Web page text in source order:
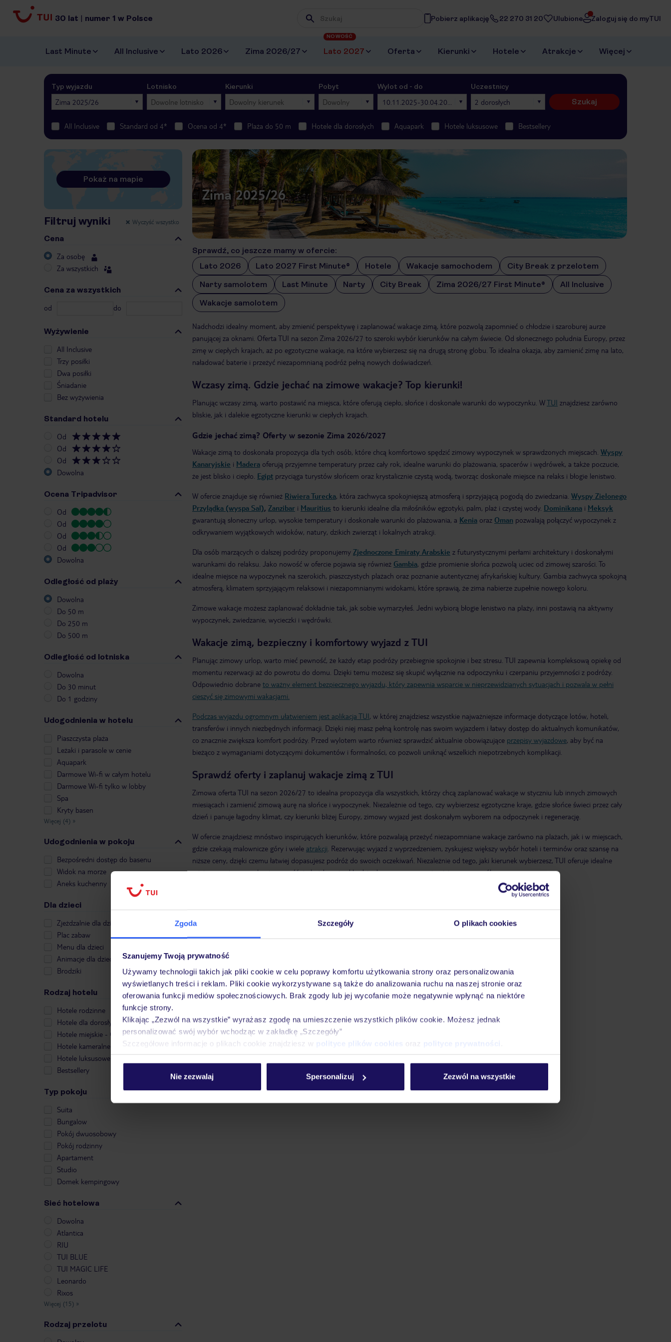
Zgoda Szczegóły O plikach cookies
Szanujemy Twoją prywatność
Używamy technologii takich jak pliki cookie w celu poprawy komfortu użytkowania strony oraz personalizowania
wyświetlanych treści i reklam. Pliki cookie wykorzystywane są także do analizowania ruchu na naszej stronie oraz
oferowania funkcji mediów społecznościowych. Brak zgody lub jej wycofanie może negatywnie wpłynąć na niektóre
funkcje strony.
Klikając „Zezwól na wszystkie” wyrażasz zgodę na umieszczenie wszystkich plików cookie. Możesz jednak
personalizować swój wybór wchodząc w zakładkę „Szczegóły”
Szczegółowe informacje o plikach cookie znajdziesz w polityce plików cookies oraz polityce prywatności
Nie zezwalaj Spersonalizuj Zezwól na wszystkie
30 lat | numer 1 w Polsce Wpisz frazę, której szukasz
Pobierz aplikację 22 270 31 20 Ulubione Zaloguj się do myTUI
Last Minute All Inclusive Lato 2026 Zima 2026/27 Lato 2027
NOWOŚĆ
Oferta Kierunki Hotele Atrakcje Więcej
Typ wyjazdu
Zima 2025/26
Lotnisko
Dowolne lotnisko
Kierunki
Dowolny kierunek
Pobyt
Dowolny
Wylot od - do
10.11.2025-30.04.2026
Uczestnicy
2 dorosłych Szukaj
All Inclusive Standard od 4* Ocena od 4* Plaża do 50 m Hotele dla dorosłych Aquapark Hotele luksusowe Bestsellery
Pokaż na mapie
Filtruj wyniki Wyczyść wszystko
Cena
Za osobę
Za wszystkich
Cena za wszystkich
od do
Wyżywienie
All Inclusive
Trzy posiłki
Dwa posiłki
Śniadanie
Bez wyżywienia
Standard hotelu
Od
Od
Od
Dowolna
Ocena Tripadvisor
Od
Od
Od
Od
Dowolna
Odległość od plaży
Dowolna
Do 50 m
Do 250 m
Do 500 m
Odległość od lotniska
Dowolna
Do 30 minut
Do 1 godziny
Udogodnienia w hotelu
Piaszczysta plaża
Leżaki i parasole w cenie
Aquapark
Darmowe Wi-fi w całym hotelu
Darmowe Wi-fi tylko w lobby
Spa
Kryty basen
Więcej (4) »
Udogodnienia w pokoju
Bezpośredni dostęp do basenu
Widok na morze
Aneks kuchenny
Dla dzieci
Zjeżdzalnie dla dzieci
Plac zabaw
Menu dla dzieci
Animacje dla dzieci
Brodziki
Rodzaj hotelu
Hotele rodzinne
Hotele dla dorosłych
Hotele miejskie - City Break
Hotele kameralne
Hotele luksusowe
Bestsellery
Typ pokoju
Suita
Bungalow
Pokój dwuosobowy
Pokój rodzinny
Apartament
Studio
Domek kempingowy
Sieć hotelowa
Dowolna
Atlantica
RIU
TUI BLUE
TUI MAGIC LIFE
Leonardo
Rixos
Więcej (15) »
Rodzaj przelotu
Zima 2025/26
Sprawdź, co jeszcze mamy w ofercie:
Lato 2026
Lato 2027 First Minute® Hotele Wakacje samochodem
City Break z przelotem
Narty samolotem
Last Minute Narty City Break Zima 2026/27 First Minute®
All Inclusive
Wakacje samolotem
Nadchodzi idealny moment, aby zmienić perspektywę i zaplanować wakacje zimą, które pozwolą zapomnieć o chłodzie i szaroburej aurze
panującej za oknami. Oferta TUI na sezon Zima 2026/27 to szeroki wybór kierunków na całym świecie. Od słonecznego południa Europy, przez
zimę w ciepłych krajach, aż po egzotyczne wakacje, na które wybierzesz się na drugą stronę globu. To idealna okazja, aby zamienić zimę na lato,
naładować baterie i przeżyć niezapomnianą podróż pełną nowych doświadczeń.
Wczasy zimą. Gdzie jechać na zimowe wakacje? Top kierunki!
Planując wczasy zimą, warto postawić na miejsca, które oferują ciepło, słońce i doskonałe warunki do wypoczynku. WTUI znajdziesz zarówno
bliskie, jak i dalekie egzotyczne kierunki w ciepłych krajach.
Gdzie jechać zimą? Oferty w sezonie Zima 2026/2027
Wakacje zimą to doskonała propozycja dla tych osób, które chcą komfortowo spędzić zimowy wypoczynek w sprawdzonych miejscach. Wyspy
Kanaryjskie i Madera oferują przyjemne temperatury przez cały rok, idealne warunki do plażowania, spacerów i wędrówek, a także poczucie,
że jest blisko i ciepło. Egipt przyciąga turystów słońcem oraz krystalicznie czystą wodą, tworząc doskonałe miejsce na relaks i błogie lenistwo.
W ofercie znajduje się również Riwiera Turecka, która zachwyca spokojniejszą atmosferą i sprzyjającą pogodą do zwiedzania. Wyspy Zielonego
Przylądka (wyspa Sal), Zanzibar i Mauritius to kierunki idealne dla miłośników egzotyki, palm, plaż i czystej wody. Dominikana i Meksyk
gwarantują słoneczny urlop, wysokie temperatury i doskonałe warunki do plażowania, a Kenia oraz Oman pozwalają połączyć wypoczynek z
odkrywaniem wyjątkowych widoków, natury, dzikich zwierząt i lokalnych atrakcji.
Dla osób marzących o dalszej podróży proponujemy Zjednoczone Emiraty Arabskie z futurystycznymi perłami architektury i doskonałymi
warunkami do relaksu. Jako nowość w ofercie pojawia się również Gambia, gdzie promienie słońca pozwolą uciec od zimowej szarości. To
idealne miejsce na wypoczynek na szerokich, piaszczystych plażach oraz poznanie autentycznej afrykańskiej kultury. Gambia zachwyca spokojną
atmosferą, klimatem sprzyjającym relaksowi i niezapomnianymi widokami, które sprawią, że zima nabierze zupełnie nowego koloru.
Zimowe wakacje możesz zaplanować dokładnie tak, jak sobie wymarzyłeś. Jedni wybiorą błogie lenistwo na plaży, inni postawią na aktywny
wypoczynek, zwiedzanie, wycieczki i wędrówki.
Wakacje zimą, bezpieczny i komfortowy wyjazd z TUI
Planując zimowy urlop, warto mieć pewność, że każdy etap podróży przebiegnie spokojnie i bez stresu. TUI zapewnia kompleksową opiekę od
momentu rezerwacji aż do powrotu do domu. Dzięki temu możesz się skupić wyłącznie na odpoczynku i czerpaniu przyjemności z podróży.
Odpowiednio dobrane to ważny element bezpiecznego wyjazdu, który zapewnia wsparcie w nieprzewidzianych sytuacjach i pozwala w pełni
cieszyć się zimowymi wakacjami.
Podczas wyjazdu ogromnym ułatwieniem jest aplikacja TUI, w której znajdziesz wszystkie najważniejsze informacje dotyczące lotów, hoteli,
transferów i innych niezbędnych informacji. Dzięki niej masz pełną kontrolę nas swoim wyjazdem i łatwy dostęp do aktualnych komunikatów,
co znacznie zwiększa komfort podróży. Przed wylotem warto również sprawdzić aktualnie obowiązujące przepisy wyjazdowe, aby być na
bieżąco z wymaganiami dotyczącymi dokumentów i formalności, co pozwoli uniknąć wszelkich niepotrzebnych komplikacji.
Sprawdź oferty i zaplanuj wakacje zimą z TUI
Zimowa oferta TUI na sezon 2026/27 to idealna propozycja dla wszystkich, którzy chcą zaplanować wakacje w styczniu lub innych zimowych
miesiącach i zamienić zimową aurę na słońce i wypoczynek. Niezależnie od tego, czy wybierzesz egzotyczne kraje, gdzie słońce świeci przez cały
dzień i panuje łagodny klimat, czy kierunki bliżej Europy, zimowy wyjazd jest doskonałym wyborem na odpoczynek i regenerację.
W ofercie znajdziesz mnóstwo inspirujących kierunków, które pozwalają przeżyć niezapomniane wakacje zarówno na plażach, jak i w miejscach,
gdzie czekają malownicze góry i wiele atrakcji . Rezerwując wyjazd z wyprzedzeniem, zyskujesz większy wybór hoteli i terminów oraz szansę na
niższe ceny, dzięki czemu łatwiej dopasujesz podróż do swoich oczekiwań. Niezależnie od tego, jaki kierunek wybierzesz, TUI oferuje idealne
miejsce na zimowy urlop i pewność, że każdy wyjazd będzie dopracowany w najmniejszym szczególe.